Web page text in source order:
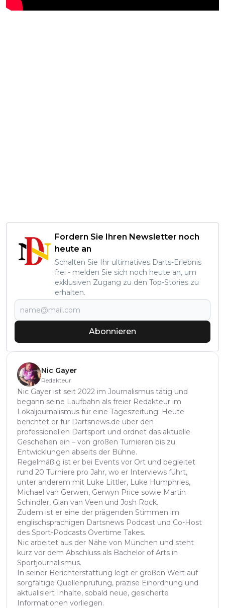
Fordern Sie Ihren Newsletter noch
heute an
Schalten Sie Ihr ultimatives Darts-Erlebnis
frei - melden Sie sich noch heute an, um
exklusiven Zugang zu den Top-Stories zu
erhalten.
Abonnieren
Nic Gayer
Redakteur
Nic Gayer ist seit 2022 im Journalismus tätig und
begann seine Laufbahn als freier Redakteur im
Lokaljournalismus für eine Tageszeitung. Heute
berichtet er für Dartsnews.de über den
professionellen Dartsport und ordnet das aktuelle
Geschehen ein – von großen Turnieren bis zu
Entwicklungen abseits der Bühne.
Regelmäßig ist er bei Events vor Ort und begleitet
rund 20 Turniere pro Jahr, wo er Interviews führt,
unter anderem mit Luke Littler, Luke Humphries,
Michael van Gerwen, Gerwyn Price sowie Martin
Schindler, Gian van Veen und Josh Rock.
Zudem ist er eine der prägenden Stimmen im
englischsprachigen Dartsnews Podcast und Co-Host
des Sport-Podcasts Overtime Takes.
Nic arbeitet aus der Nähe von München und steht
kurz vor dem Abschluss als Bachelor of Arts in
Sportjournalismus.
In seiner Berichterstattung legt er großen Wert auf
sorgfältige Quellenprüfung, präzise Einordnung und
aktualisiert Inhalte, sobald neue, gesicherte
Informationen vorliegen.